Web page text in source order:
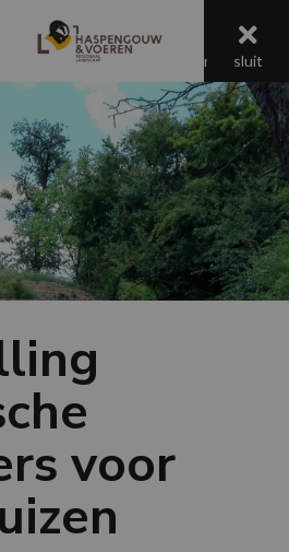
menu
menusluit
voor